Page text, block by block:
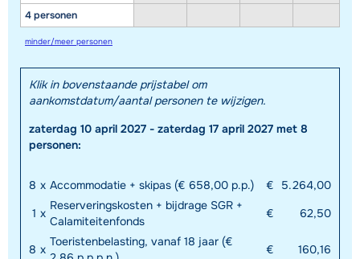
4 personen
minder/meer personen
Klik in bovenstaande prijstabel om
aankomstdatum/aantal personen te wijzigen.
zaterdag 10 april 2027 - zaterdag 17 april 2027 met 8
personen:
8 x Accommodatie + skipas (€ 658,00 p.p.) €
5.264,00
1 x
Reserveringskosten + bijdrage SGR +
Calamiteitenfonds
€ 62,50
8 x
Toeristenbelasting, vanaf 18 jaar (€
€ 160,16